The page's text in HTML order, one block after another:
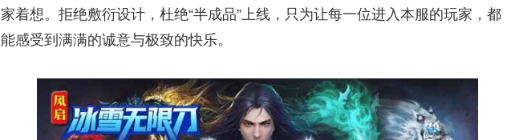
家着想。拒绝敷衍设计，杜绝“半成品”上线，只为让每一位进入本服的玩家，都
能感受到满满的诚意与极致的快乐。​